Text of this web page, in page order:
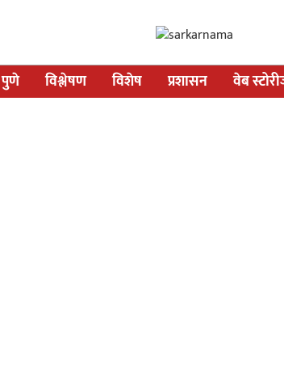
पुणे विश्लेषण विशेष प्रशासन वेब